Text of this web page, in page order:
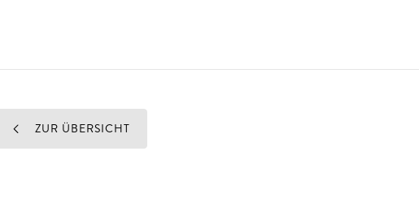
ZUR ÜBERSICHT